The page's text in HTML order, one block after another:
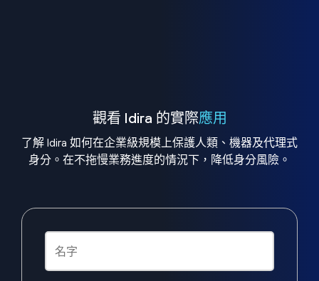
觀看 Idira 的實際應用
了解 Idira 如何在企業級規模上保護人類、機器及代理式
身分。在不拖慢業務進度的情況下，降低身分風險。